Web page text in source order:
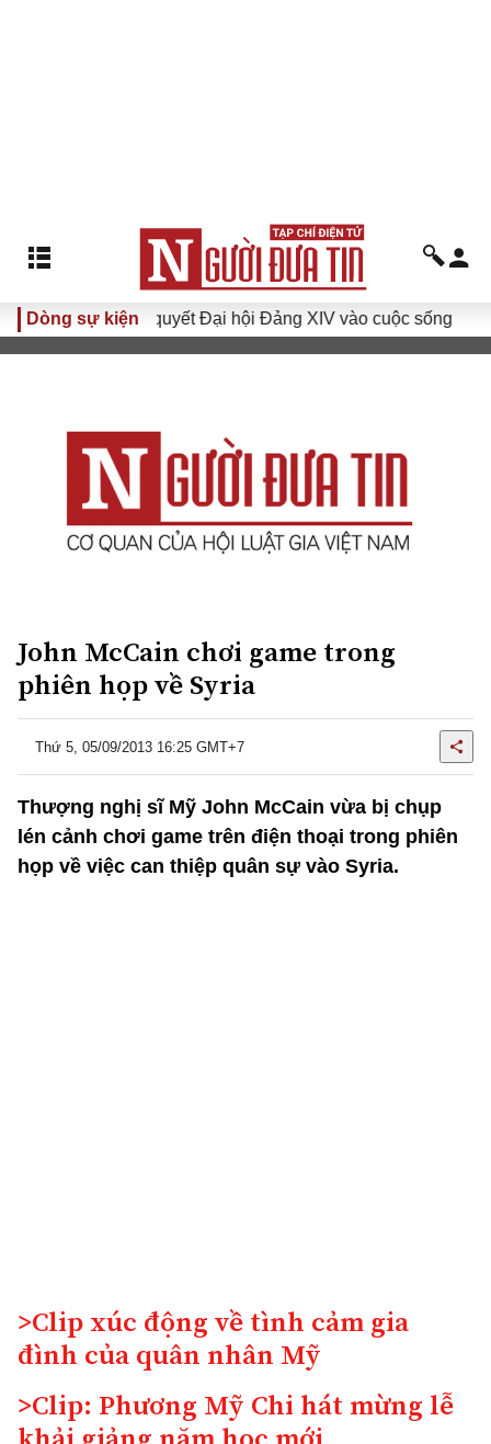
Dòng sự kiện
Đưa Nghị quyết Đại hội Đảng XIV vào cuộc sống
John McCain chơi game trong
phiên họp về Syria
Thứ 5, 05/09/2013 16:25 GMT+7
Thượng nghị sĩ Mỹ John McCain vừa bị chụp
lén cảnh chơi game trên điện thoại trong phiên
họp về việc can thiệp quân sự vào Syria.
>Clip xúc động về tình cảm gia
đình của quân nhân Mỹ
>Clip: Phương Mỹ Chi hát mừng lễ